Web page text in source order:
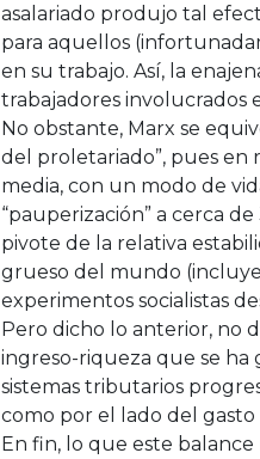
asalariado produjo tal
para aquellos
en su trabajo. Así, la
trabajadores involucrados
No obstante, Marx se
del proletariado”, pues en
media, con un modo de
“pauperización” a cerca
pivote de la relativa
grueso del mundo
experimentos socialistas
Pero dicho lo anterior, no
ingreso-riqueza que se ha
sistemas tributarios
como por el lado del
En fin, lo que este balance